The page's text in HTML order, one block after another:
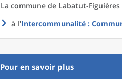
La commune de Labatut-
à l'Intercommunalité :
Pour en savoir plus